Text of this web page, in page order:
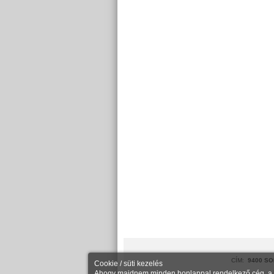
CÍM: 9400
Cookie / süti kezelés